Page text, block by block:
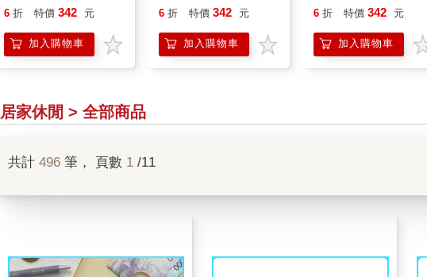
Lavender
6 折 特價 342 元
加入購物車
Pale blue
6 折 特價 342 元
加入購物車
Vintage mint
6 折 特價 342 元
加入購物車
居家休閒 > 全部商品
共計 496 筆， 頁數 1 /11